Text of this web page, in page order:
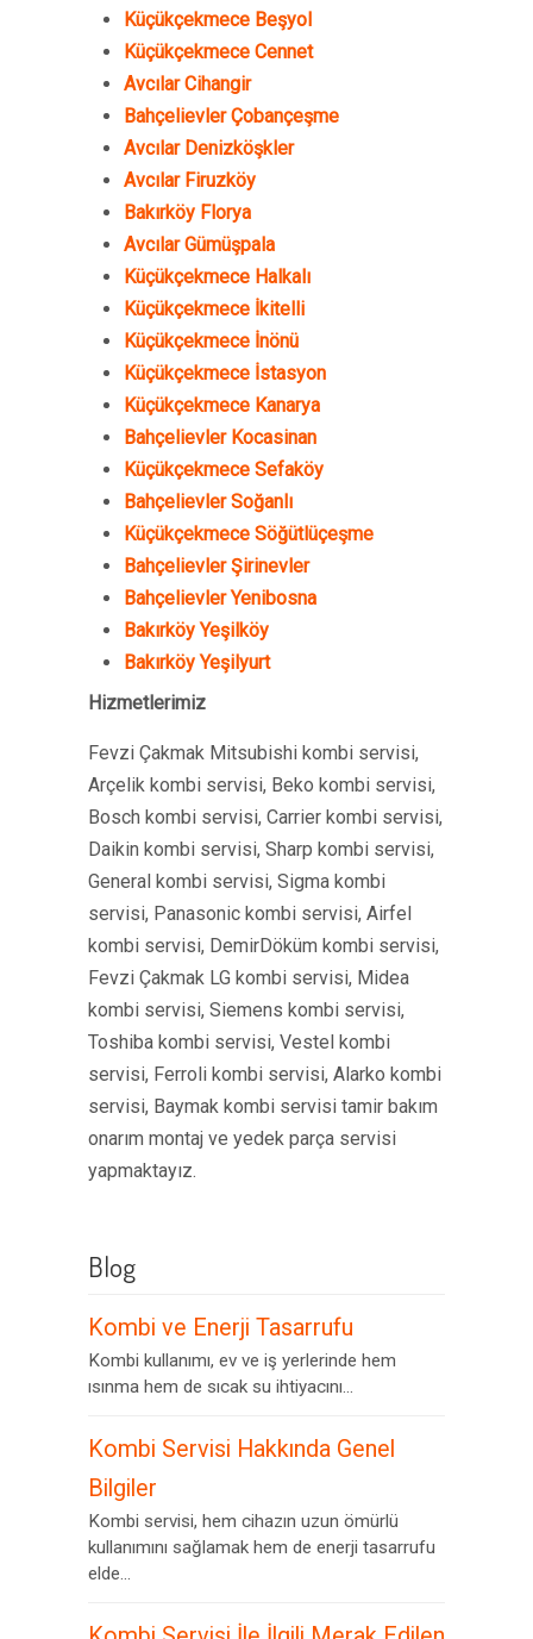
Küçükçekmece Beşyol
Küçükçekmece Cennet
Avcılar Cihangir
Bahçelievler Çobançeşme
Avcılar Denizköşkler
Avcılar Firuzköy
Bakırköy Florya
Avcılar Gümüşpala
Küçükçekmece Halkalı
Küçükçekmece İkitelli
Küçükçekmece İnönü
Küçükçekmece İstasyon
Küçükçekmece Kanarya
Bahçelievler Kocasinan
Küçükçekmece Sefaköy
Bahçelievler Soğanlı
Küçükçekmece Söğütlüçeşme
Bahçelievler Şirinevler
Bahçelievler Yenibosna
Bakırköy Yeşilköy
Bakırköy Yeşilyurt
Hizmetlerimiz
Fevzi Çakmak Mitsubishi kombi servisi,
Arçelik kombi servisi, Beko kombi servisi,
Bosch kombi servisi, Carrier kombi servisi,
Daikin kombi servisi, Sharp kombi servisi,
General kombi servisi, Sigma kombi
servisi, Panasonic kombi servisi, Airfel
kombi servisi, DemirDöküm kombi servisi,
Fevzi Çakmak LG kombi servisi, Midea
kombi servisi, Siemens kombi servisi,
Toshiba kombi servisi, Vestel kombi
servisi, Ferroli kombi servisi, Alarko kombi
servisi, Baymak kombi servisi tamir bakım
onarım montaj ve yedek parça servisi
yapmaktayız.
Blog
Kombi ve Enerji Tasarrufu
Kombi kullanımı, ev ve iş yerlerinde hem
ısınma hem de sıcak su ihtiyacını...
Kombi Servisi Hakkında Genel
Bilgiler
Kombi servisi, hem cihazın uzun ömürlü
kullanımını sağlamak hem de enerji tasarrufu
elde...